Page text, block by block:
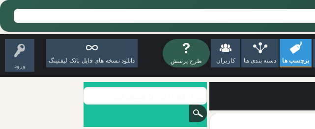
ورود
برچسب ها دسته بندی ها کاربران طرح پرسش دانلود نسخه های فایل بانک لیفتینگ